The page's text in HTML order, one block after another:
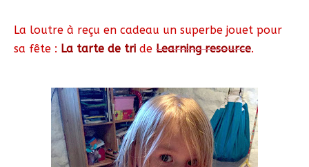
La loutre à reçu en cadeau un superbe jouet pour
sa fête : La tarte de tri de Learning resource.